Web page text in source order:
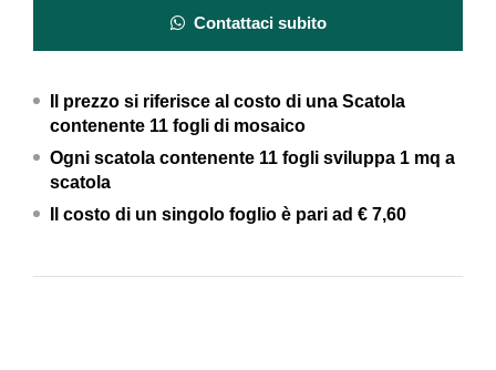
Mini
Ice
Studio
One
quantity
Contattaci subito
Il prezzo si riferisce al costo di una Scatola
contenente 11 fogli di mosaico
Ogni scatola contenente 11 fogli sviluppa 1 mq a
scatola
Il costo di un singolo foglio è pari ad € 7,60